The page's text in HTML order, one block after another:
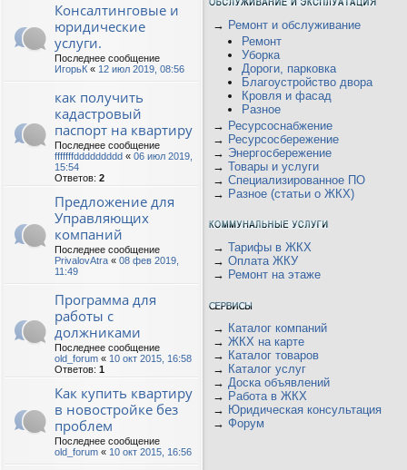
Консалтинговые и
юридические
услуги.
Последнее сообщение
ИгорьК « 12 июл 2019, 08:56
как получить
кадастровый
паспорт на квартиру
Последнее сообщение
fffffffddddddddd « 06 июл 2019,
15:54
Ответов: 2
Предложение для
Управляющих
компаний
Последнее сообщение
PrivalovAtra « 08 фев 2019,
11:49
Программа для
работы с
должниками
Последнее сообщение
old_forum « 10 окт 2015, 16:58
Ответов: 1
Как купить квартиру
в новостройке без
проблем
Последнее сообщение
old_forum « 10 окт 2015, 16:56
→ Ремонт и обслуживание
Ремонт
Уборка
Дороги, парковка
Благоустройство двора
Кровля и фасад
Разное
→ Ресурсоснабжение
→ Ресурсосбережение
→ Энергосбережение
→ Товары и услуги
→ Специализированное ПО
→ Разное (статьи о ЖКХ)
→ Тарифы в ЖКХ
→ Оплата ЖКУ
→ Ремонт на этаже
→ Каталог компаний
→ ЖКХ на карте
→ Каталог товаров
→ Каталог услуг
→ Доска объявлений
→ Работа в ЖКХ
→ Юридическая консультация
→ Форум